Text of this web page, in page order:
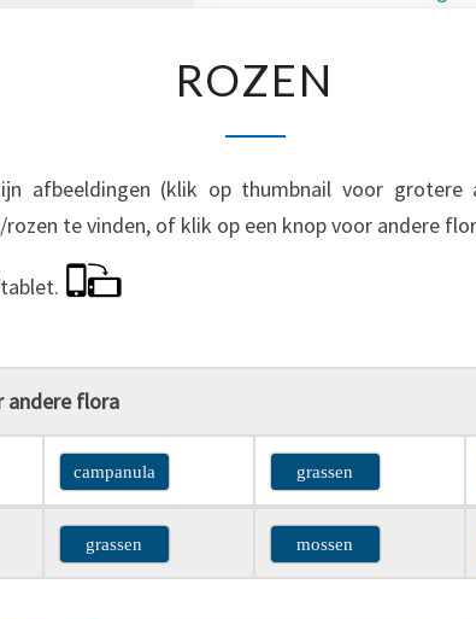
O
N
ROZEN
afbeeldingen (klik op thumbnail voor grotere
te vinden, of klik op een knop voor andere
andere flora
campanula grassen
grassen mossen